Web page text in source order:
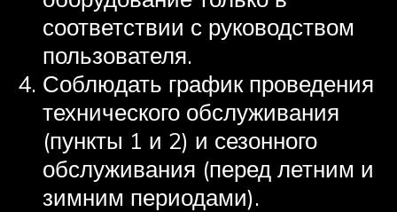
соответствии с руководством
пользователя.
Соблюдать график проведения
технического обслуживания
(пункты 1 и 2) и сезонного
обслуживания (перед летним и
зимним периодами).